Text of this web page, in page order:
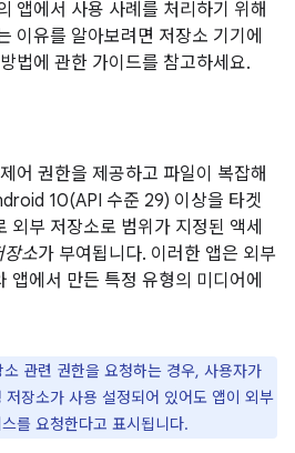
앱에서 사용 사례를 처리하기 위해
이유를 알아보려면 저장소 기기에
법에 관한 가이드를 참고하세요.
어 권한을 제공하고 파일이 복잡해
10(API 수준 29) 이상을 타겟
외부 저장소로 범위가 지정된 액세
장소가 부여됩니다. 이러한 앱은 외부
앱에서 만든 특정 유형의 미디어에
관련 권한을 요청하는 경우, 사용자가
장소가 사용 설정되어 있어도 앱이 외부
를 요청한다고 표시됩니다.